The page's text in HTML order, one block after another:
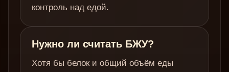
контроль над едой.
Нужно ли считать БЖУ?
Хотя бы белок и общий объём еды